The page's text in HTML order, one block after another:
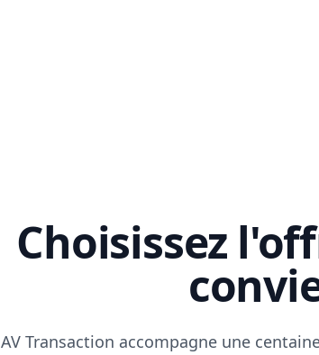
Choisissez
AV Transaction accompagne une